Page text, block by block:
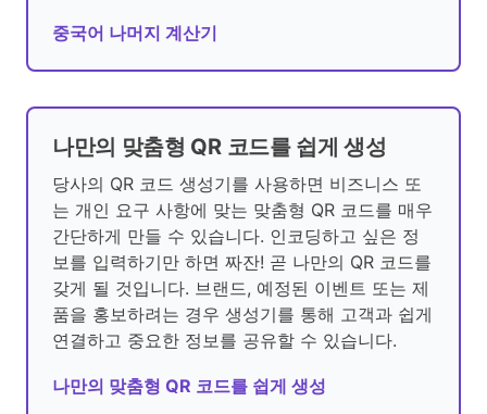
중국어 나머지 계산기
나만의 맞춤형 QR 코드를 쉽게 생성
당사의 QR 코드 생성기를 사용하면 비즈니스 또
는 개인 요구 사항에 맞는 맞춤형 QR 코드를 매우
간단하게 만들 수 있습니다. 인코딩하고 싶은 정
보를 입력하기만 하면 짜잔! 곧 나만의 QR 코드를
갖게 될 것입니다. 브랜드, 예정된 이벤트 또는 제
품을 홍보하려는 경우 생성기를 통해 고객과 쉽게
연결하고 중요한 정보를 공유할 수 있습니다.
나만의 맞춤형 QR 코드를 쉽게 생성